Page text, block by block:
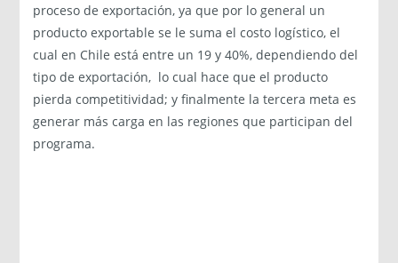
proceso de exportación, ya que por lo general un
producto exportable se le suma el costo logístico, el
cual en Chile está entre un 19 y 40%, dependiendo del
tipo de exportación, lo cual hace que el producto
pierda competitividad; y finalmente la tercera meta es
generar más carga en las regiones que participan del
programa.